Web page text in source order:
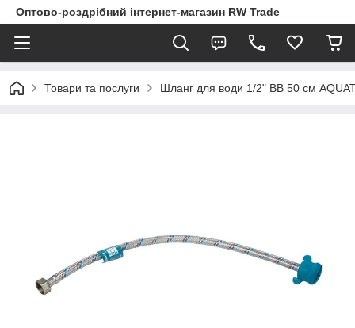
Оптово-роздрібний інтернет-магазин RW Trade
Товари та послуги Шланг для води 1/2" ВВ 50 см